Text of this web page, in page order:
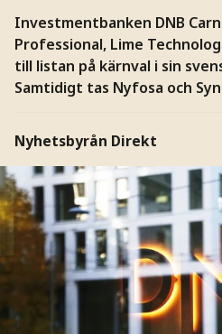
Investmentbanken DNB
Professional, Lime
till listan på kärnval i sin
Samtidigt tas Nyfosa och
Nyhetsbyrån Direkt